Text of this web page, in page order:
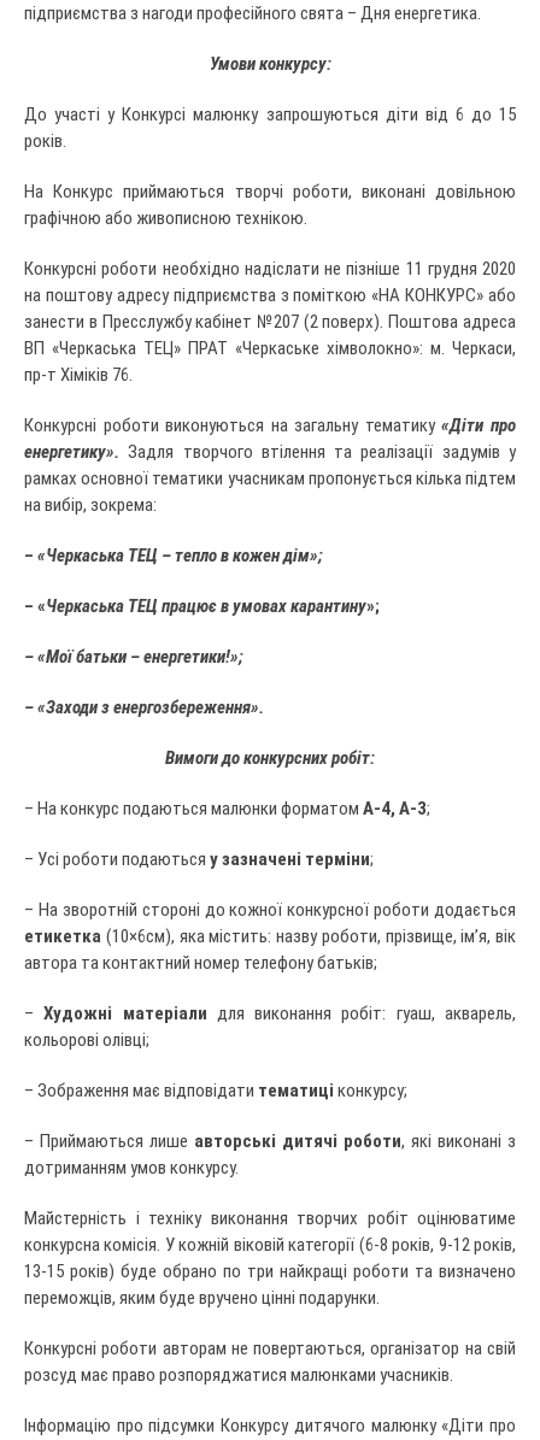
підприємства з нагоди професійного свята – Дня енергетика.
Умови конкурсу:
До участі у Конкурсі малюнку запрошуються діти від 6 до 15
років.
На Конкурс приймаються творчі роботи, виконані довільною
графічною або живописною технікою.
Конкурсні роботи необхідно надіслати не пізніше 11 грудня 2020
на поштову адресу підприємства з поміткою «НА КОНКУРС» або
занести в Пресслужбу кабінет №207 (2 поверх). Поштова адреса
ВП «Черкаська ТЕЦ» ПРАТ «Черкаське хімволокно»: м. Черкаси,
пр-т Хіміків 76.
Конкурсні роботи виконуються на загальну тематику«Діти про
енергетику».Задля творчого втілення та реалізації задумів у
рамках основної тематики учасникам пропонується кілька підтем
на вибір, зокрема:
– «Черкаська ТЕЦ – тепло в кожен дім»;
– «Черкаська ТЕЦ працює в умовах карантину»;
– «Мої батьки – енергетики!»;
– «Заходи з енергозбереження».
Вимоги до конкурсних робіт:
– На конкурс подаються малюнки форматом А-4, А-3;
– Усі роботи подаються узазначені терміни;
– На зворотній стороні до кожної конкурсної роботи додається
етикетка (10×6см), яка містить: назву роботи, прізвище, ім’я, вік
автора та контактний номер телефону батьків;
–Художні матеріали для виконання робіт: гуаш, акварель,
кольорові олівці;
– Зображення має відповідати тематиці конкурсу;
– Приймаються лише авторські дитячі роботи, які виконані з
дотриманням умов конкурсу.
Майстерність і техніку виконання творчих робіт оцінюватиме
конкурсна комісія. У кожній віковій категорії (6-8 років, 9-12 років,
13-15 років) буде обрано по три найкращі роботи та визначено
переможців, яким буде вручено цінні подарунки.
Конкурсні роботи авторам не повертаються, організатор на свій
розсуд має право розпоряджатися малюнками учасників.
Інформацію про підсумки Конкурсу дитячого малюнку «Діти про